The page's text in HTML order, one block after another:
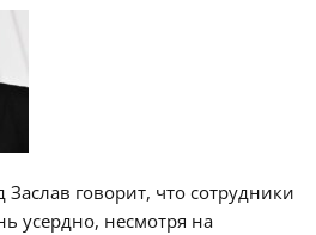
Заслав говорит, что сотрудники
усердно, несмотря на